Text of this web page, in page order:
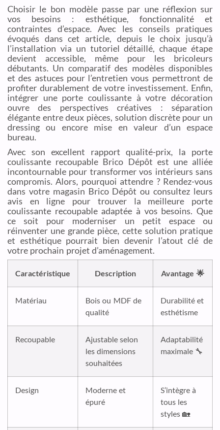
Choisir le bon modèle passe par une réflexion sur
vos besoins : esthétique, fonctionnalité et
contraintes d’espace. Avec les conseils pratiques
évoqués dans cet article, depuis le choix jusqu’à
l’installation via un tutoriel détaillé, chaque étape
devient accessible, même pour les bricoleurs
débutants. Un comparatif des modèles disponibles
et des astuces pour l’entretien vous permettront de
profiter durablement de votre investissement. Enfin,
intégrer une porte coulissante à votre décoration
ouvre des perspectives créatives : séparation
élégante entre deux pièces, solution discrète pour un
dressing ou encore mise en valeur d’un espace
bureau.
Avec son excellent rapport qualité-prix, la porte
coulissante recoupable Brico Dépôt est une alliée
incontournable pour transformer vos intérieurs sans
compromis. Alors, pourquoi attendre ? Rendez-vous
dans votre magasin Brico Dépôt ou consultez leurs
avis en ligne pour trouver la meilleure porte
coulissante recoupable adaptée à vos besoins. Que
ce soit pour moderniser un petit espace ou
réinventer une grande pièce, cette solution pratique
et esthétique pourrait bien devenir l’atout clé de
votre prochain projet d’aménagement.
Caractéristique Description Avantage 🌟
Matériau
Bois ou MDF de
qualité
Durabilité et
esthétisme
Recoupable
Ajustable selon
les dimensions
souhaitées
Adaptabilité
maximale 🔧
Design
Moderne et
épuré
S’intègre à
tous les
styles 🏡